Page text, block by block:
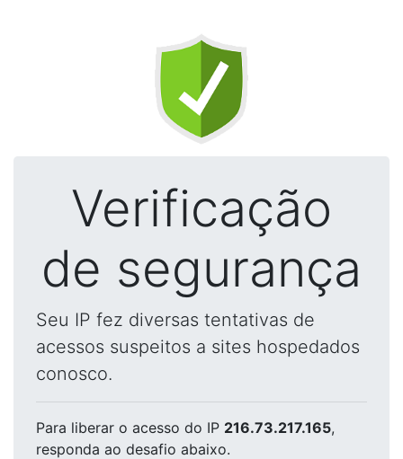
Verificação
de segurança
Seu IP fez diversas tentativas de
acessos suspeitos a sites hospedados
conosco.
Para liberar o acesso do IP 216.73.217.165,
responda ao desafio abaixo.